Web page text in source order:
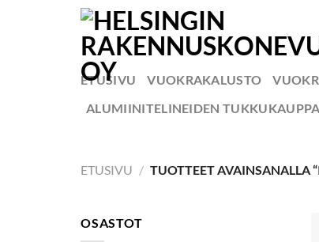
ETUSIVU VUOKRAKALUSTO
ALUMIINITELINEIDEN TUKKUKAUPPA
ETUSIVU / TUOTTEET AVAINSANALLA
OSASTOT